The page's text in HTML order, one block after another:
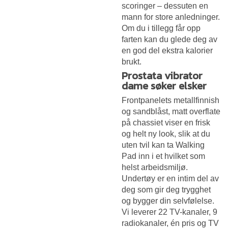
scoringer – dessuten en
mann for store anledninger.
Om du i tillegg får opp
farten kan du glede deg av
en god del ekstra kalorier
brukt.
Prostata vibrator
dame søker elsker
Frontpanelets metallfinnish
og sandblåst, matt overflate
på chassiet viser en frisk
og helt ny look, slik at du
uten tvil kan ta Walking
Pad inn i et hvilket som
helst arbeidsmiljø.
Undertøy er en intim del av
deg som gir deg trygghet
og bygger din selvfølelse.
Vi leverer 22 TV-kanaler, 9
radiokanaler, én pris og TV